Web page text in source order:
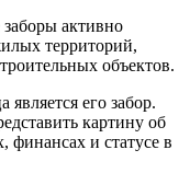
активно
территорий,
объектов.
его забор.
картину об
финансах и статусе в